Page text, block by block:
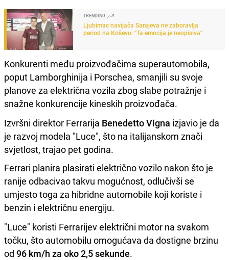
TRENDING
Ljubimac navijača Sarajeva ne zaboravlja
period na Koševu: "Ta emocija je neopisiva"
Konkurenti među proizvođačima superautomobila,
poput Lamborghinija i Porschea, smanjili su svoje
planove za električna vozila zbog slabe potražnje i
snažne konkurencije kineskih proizvođača.
Izvršni direktor Ferrarija Benedetto Vigna izjavio je da
je razvoj modela "Luce", što na italijanskom znači
svjetlost, trajao pet godina.
Ferrari planira plasirati električno vozilo nakon što je
ranije odbacivao takvu mogućnost, odlučivši se
umjesto toga za hibridne automobile koji koriste i
benzin i električnu energiju.
"Luce" koristi Ferrarijev električni motor na svakom
točku, što automobilu omogućava da dostigne brzinu
od 96 km/h za oko 2,5 sekunde.